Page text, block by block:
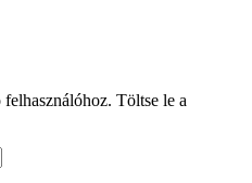
Töltse le a